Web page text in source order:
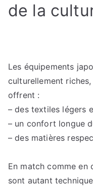
de la
Les équipements
culturellement
offrent :
– des textiles légers
– un confort longue
– des matières
En match comme en
sont autant